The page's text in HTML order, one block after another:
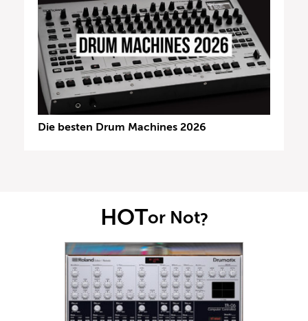
Die besten Drum Machines 2026
HOTor Not?